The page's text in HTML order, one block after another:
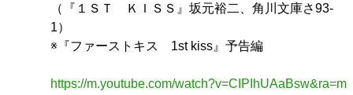
（『１ＳＴ ＫＩＳＳ』坂元裕二、角川文庫さ93-
1）
※『ファーストキス 1st kiss』予告編
https://m.youtube.com/watch?v=CIPIhUAaBsw&ra=m